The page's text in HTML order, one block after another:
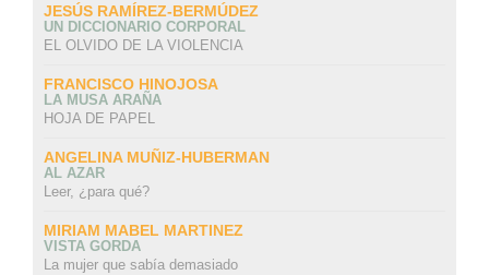
JESÚS RAMÍREZ-BERMÚDEZ
UN DICCIONARIO CORPORAL
EL OLVIDO DE LA VIOLENCIA
FRANCISCO HINOJOSA
LA MUSA ARAÑA
HOJA DE PAPEL
ANGELINA MUÑIZ-HUBERMAN
AL AZAR
Leer, ¿para qué?
MIRIAM MABEL MARTINEZ
VISTA GORDA
La mujer que sabía demasiado